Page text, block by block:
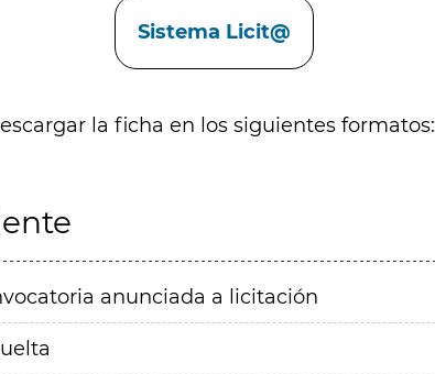
Sistema Licit@
la ficha en los siguientes formatos:
anunciada a licitación